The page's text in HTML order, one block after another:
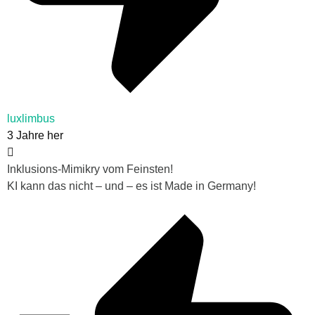
luxlimbus
3 Jahre her
Inklusions-Mimikry vom Feinsten!
KI kann das nicht – und – es ist Made in Germany!